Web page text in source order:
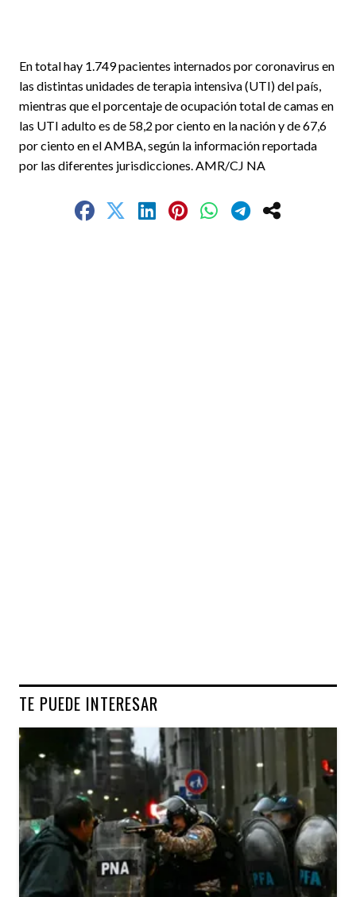
En total hay 1.749 pacientes internados por coronavirus en
las distintas unidades de terapia intensiva (UTI) del país,
mientras que el porcentaje de ocupación total de camas en
las UTI adulto es de 58,2 por ciento en la nación y de 67,6
por ciento en el AMBA, según la información reportada
por las diferentes jurisdicciones. AMR/CJ NA
TE PUEDE INTERESAR